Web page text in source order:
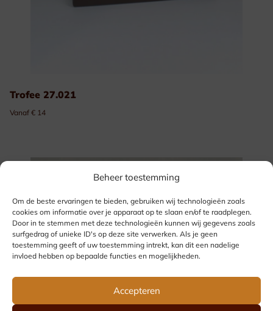
Beheer toestemming
Om de beste ervaringen te bieden, gebruiken wij technologieën zoals
cookies om informatie over je apparaat op te slaan en/of te raadplegen.
Door in te stemmen met deze technologieën kunnen wij gegevens zoals
surfgedrag of unieke ID's op deze site verwerken. Als je geen
toestemming geeft of uw toestemming intrekt, kan dit een nadelige
invloed hebben op bepaalde functies en mogelijkheden.
Accepteren
Trofee 27.021
Vanaf € 14